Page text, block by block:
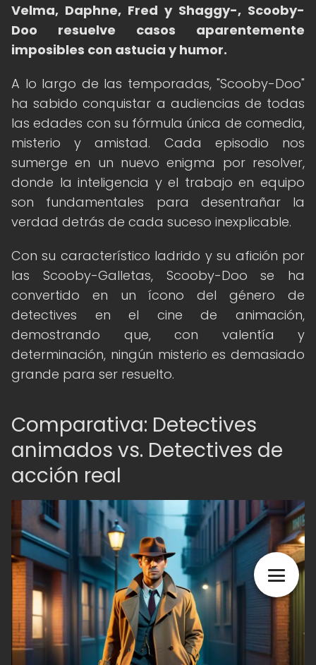
Velma, Daphne, Fred y Shaggy-, Scooby-
Doo resuelve casos aparentemente
imposibles con astucia y humor.
A lo largo de las temporadas, "Scooby-Doo"
ha sabido conquistar a audiencias de todas
las edades con su fórmula única de comedia,
misterio y amistad. Cada episodio nos
sumerge en un nuevo enigma por resolver,
donde la inteligencia y el trabajo en equipo
son fundamentales para desentrañar la
verdad detrás de cada suceso inexplicable.
Con su característico ladrido y su afición por
las Scooby-Galletas, Scooby-Doo se ha
convertido en un ícono del género de
detectives en el cine de animación,
demostrando que, con valentía y
determinación, ningún misterio es demasiado
grande para ser resuelto.
Comparativa: Detectives
animados vs. Detectives de
acción real